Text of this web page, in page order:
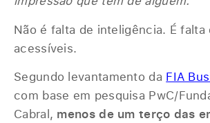
Não é falta de inteligência. É falta
acessíveis.
Segundo levantamento da FIA
com base em pesquisa PwC/
Cabral, menos de um terço das